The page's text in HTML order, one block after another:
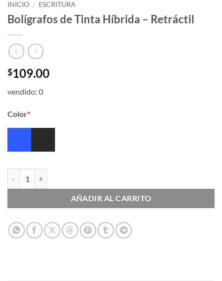
INICIO / ESCRITURA
Bolígrafos de Tinta Híbrida – Retráctil
$109.00
vendido: 0
*
Color
AÑADIR AL CARRITO